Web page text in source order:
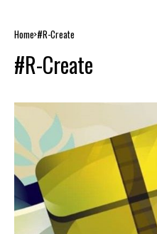
Home #R-Create
#R-Create